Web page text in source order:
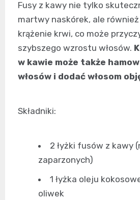
Fusy z kawy nie tylko
martwy naskórek, ale
krążenie krwi, co może
szybszego wzrostu włosów.
w kawie może także
włosów i dodać włosom
Składniki:
2 łyżki fusów z kawy
zaparzonych)
1 łyżka oleju
oliwek